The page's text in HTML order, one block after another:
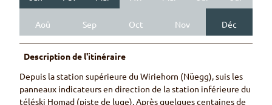
Aoû Sep Oct Nov Déc
Description de l'itinéraire
Depuis la station supérieure du Wiriehorn (Nüegg), suis les
panneaux indicateurs en direction de la station inférieure du
téléski Homad (piste de luge). Après quelques centaines de